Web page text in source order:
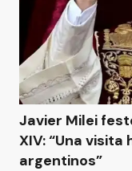
Javier Milei
XIV: “Una
argentinos”